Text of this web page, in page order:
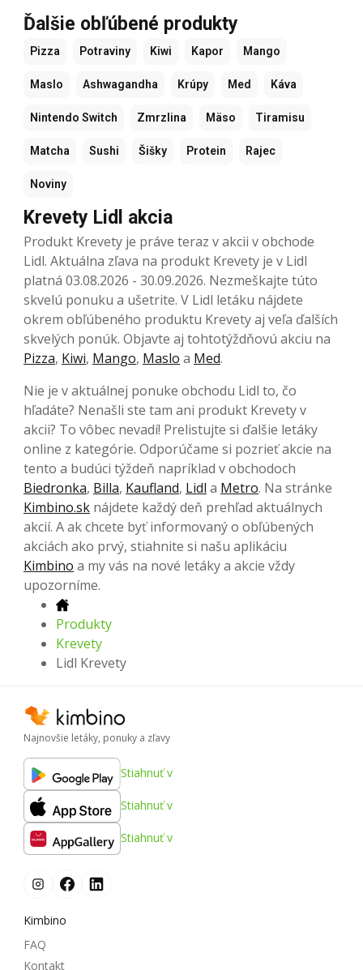
Ďalšie obľúbené produkty
Pizza Potraviny Kiwi Kapor Mango
Maslo Ashwagandha Krúpy Med Káva
Nintendo Switch Zmrzlina Mäso Tiramisu
Matcha Sushi Šišky Protein Rajec
Noviny
Krevety Lidl akcia
Produkt Krevety je práve teraz v akcii v obchode
Lidl. Aktuálna zľava na produkt Krevety je v Lidl
platná 03.08.2026 - 30.09.2026. Nezmeškajte túto
skvelú ponuku a ušetrite. V Lidl letáku nájdete
okrem obľúbeného produktu Krevety aj veľa ďalších
skvelých ponúk. Objavte aj tohtotýždňovú akciu na
Pizza, Kiwi, Mango, Maslo a Med.
Nie je v aktuálnej ponuke obchodu Lidl to, čo
hľadáte? Nenašli ste tam ani produkt Krevety v
akcii? To vôbec nevadí! Prelistujte si ďalšie letáky
online z kategórie. Odporúčame si pozrieť akcie na
tento a budúci týždeň napríklad v obchodoch
Biedronka, Billa, Kaufland, Lidl a Metro. Na stránke
Kimbino.sk nájdete každý deň prehľad aktuálnych
akcií. A ak chcete byť informovaný o obľúbených
akciách ako prvý, stiahnite si našu aplikáciu
Kimbino a my vás na nové letáky a akcie vždy
upozorníme.
Produkty
Krevety
Lidl Krevety
Najnovšie letáky, ponuky a zľavy
Stiahnuť v
Stiahnuť v
Stiahnuť v
Kimbino
FAQ
Kontakt